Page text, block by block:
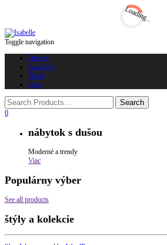
Loading...
Toggle navigation
Domov
Kategórie
Akcie
Blog
0
nábytok s dušou
Moderné a trendy
Viac
Populárny výber
See all products
štýly a kolekcie